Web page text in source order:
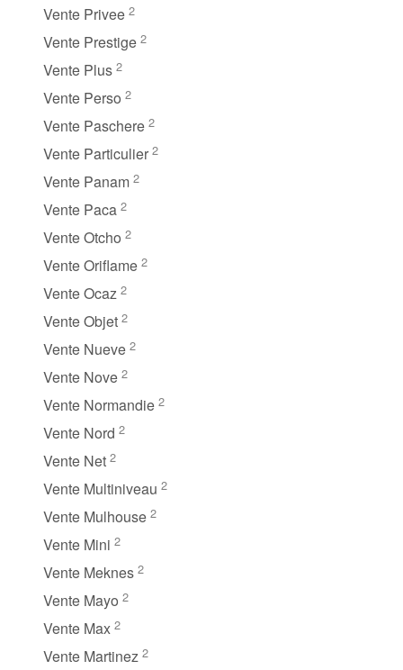
Vente Privee 2
Vente Prestige 2
Vente Plus 2
Vente Perso 2
Vente Paschere 2
Vente Particulier 2
Vente Panam 2
Vente Paca 2
Vente Otcho 2
Vente Oriflame 2
Vente Ocaz 2
Vente Objet 2
Vente Nueve 2
Vente Nove 2
Vente Normandie 2
Vente Nord 2
Vente Net 2
Vente Multiniveau 2
Vente Mulhouse 2
Vente Mini 2
Vente Meknes 2
Vente Mayo 2
Vente Max 2
Vente Martinez 2